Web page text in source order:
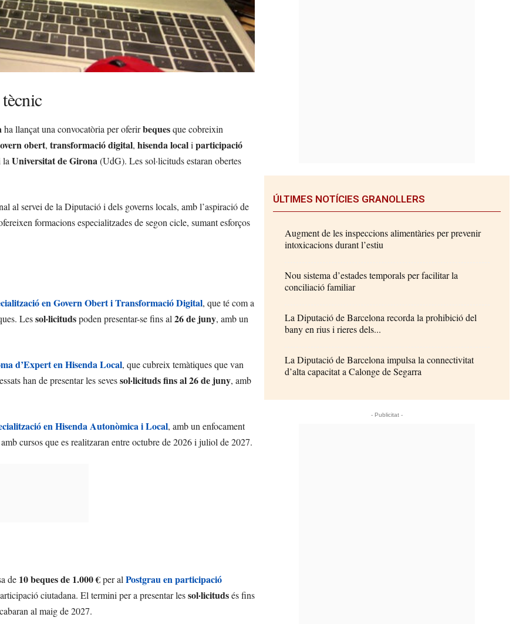
ha llançat una convocatòria per oferirbequesque cobreixin
obert, transformació digital, hisenda localiparticipació
laUniversitat de Girona(UdG). Les sol·licituds estaran obertes
al servei de la Diputació i dels governs locals, amb l’aspiració de
formacions especialitzades de segon cicle, sumant esforços
en Govern Obert i Transformació Digital, que té com a
Lessol·licitudspoden presentar-se fins al26 de juny, amb un
d’Expert en Hisenda Local, que cubreix temàtiques que van
han de presentar les sevessol·licituds fins al 26 de juny, amb
en Hisenda Autonòmica i Local, amb un enfocament
cursos que es realitzaran entre octubre de 2026 i juliol de 2027.
de 10 beques de 1.000 €per alPostgrau en participació
ciutadana. El termini per a presentar lessol·licitudsés fins
al maig de 2027.
ÚLTIMES NOTÍCIES GRANOLLERS
Augment de les inspeccions alimentàries per prevenir
intoxicacions durant l’estiu
Nou sistema d’estades temporals per facilitar la
conciliació familiar
La Diputació de Barcelona recorda la prohibició del
bany en rius i rieres dels...
La Diputació de Barcelona impulsa la connectivitat
d’alta capacitat a Calonge de Segarra
- Publicitat -